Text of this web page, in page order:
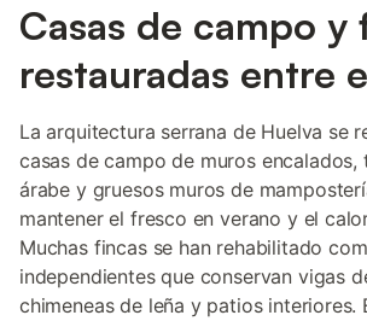
Casas de campo y
restauradas entre
La arquitectura serrana de Huelva se
casas de campo de muros encalados,
árabe y gruesos muros de
mantener el fresco en verano y el
Muchas fincas se han rehabilitado
independientes que conservan vigas
chimeneas de leña y patios interiores.